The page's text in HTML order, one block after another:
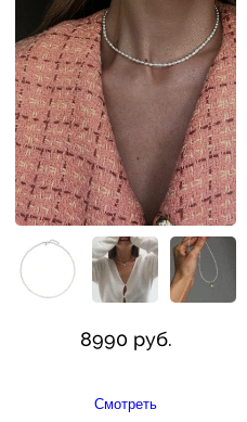
8990 руб.
Смотреть